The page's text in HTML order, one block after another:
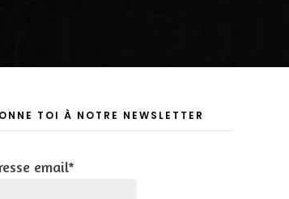
TOI À NOTRE NEWSLETTER
email*